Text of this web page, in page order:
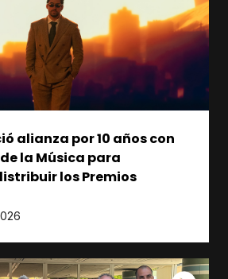
alianza por 10 años con
la Música para
los Premios